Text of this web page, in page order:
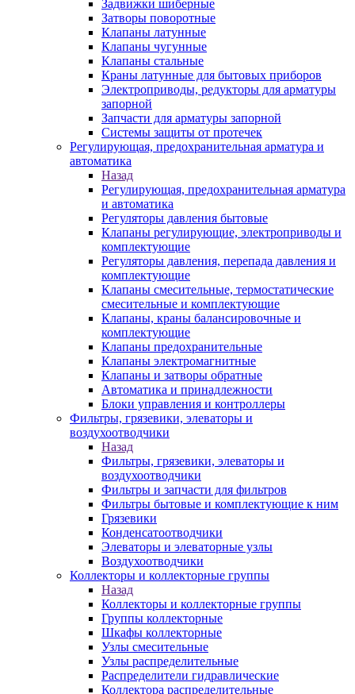
Задвижки шиберные
Затворы поворотные
Клапаны латунные
Клапаны чугунные
Клапаны стальные
Краны латунные для бытовых приборов
Электроприводы, редукторы для арматуры
запорной
Запчасти для арматуры запорной
Системы защиты от протечек
Регулирующая, предохранительная арматура и
автоматика
Назад
Регулирующая, предохранительная арматура
и автоматика
Регуляторы давления бытовые
Клапаны регулирующие, электроприводы и
комплектующие
Регуляторы давления, перепада давления и
комплектующие
Клапаны смесительные, термостатические
смесительные и комплектующие
Клапаны, краны балансировочные и
комплектующие
Клапаны предохранительные
Клапаны электромагнитные
Клапаны и затворы обратные
Автоматика и принадлежности
Блоки управления и контроллеры
Фильтры, грязевики, элеваторы и
воздухоотводчики
Назад
Фильтры, грязевики, элеваторы и
воздухоотводчики
Фильтры и запчасти для фильтров
Фильтры бытовые и комплектующие к ним
Грязевики
Конденсатоотводчики
Элеваторы и элеваторные узлы
Воздухоотводчики
Коллекторы и коллекторные группы
Назад
Коллекторы и коллекторные группы
Группы коллекторные
Шкафы коллекторные
Узлы смесительные
Узлы распределительные
Распределители гидравлические
Коллектора распределительные